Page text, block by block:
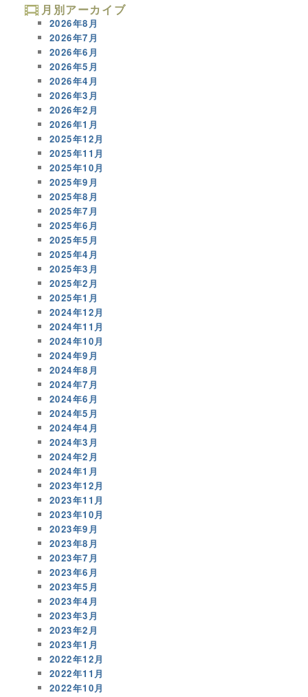
月別アーカイブ
2026年8月
2026年7月
2026年6月
2026年5月
2026年4月
2026年3月
2026年2月
2026年1月
2025年12月
2025年11月
2025年10月
2025年9月
2025年8月
2025年7月
2025年6月
2025年5月
2025年4月
2025年3月
2025年2月
2025年1月
2024年12月
2024年11月
2024年10月
2024年9月
2024年8月
2024年7月
2024年6月
2024年5月
2024年4月
2024年3月
2024年2月
2024年1月
2023年12月
2023年11月
2023年10月
2023年9月
2023年8月
2023年7月
2023年6月
2023年5月
2023年4月
2023年3月
2023年2月
2023年1月
2022年12月
2022年11月
2022年10月